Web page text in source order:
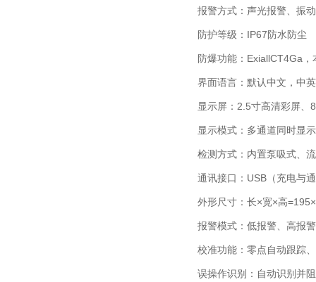
报警方式：声光报警、振
防护等级：IP67防水防尘
防爆功能：ExiallCT4Ga，
界面语言：默认中文，中
显示屏：2.5寸高清彩屏、
显示模式：多通道同时显
检测方式：内置泵吸式、
通讯接口：USB（充电与
外形尺寸：长×宽×高
报警模式：低报警、高报
校准功能：零点自动跟踪
误操作识别：自动识别并